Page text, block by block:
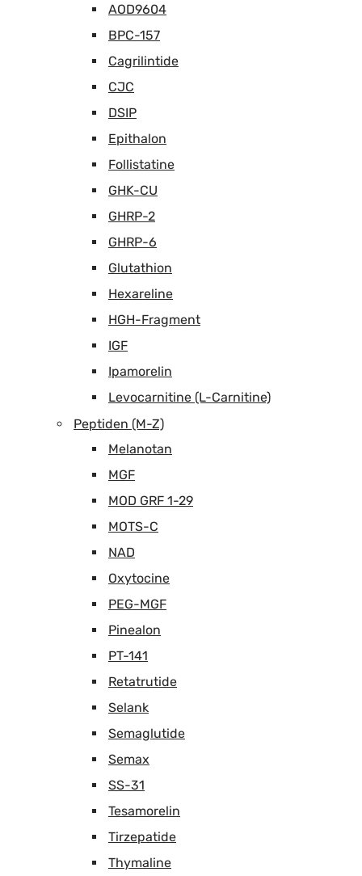
AOD9604
BPC-157
Cagrilintide
CJC
DSIP
Epithalon
Follistatine
GHK-CU
GHRP-2
GHRP-6
Glutathion
Hexareline
HGH-Fragment
IGF
Ipamorelin
Levocarnitine (L-Carnitine)
Peptiden (M-Z)
Melanotan
MGF
MOD GRF 1-29
MOTS-C
NAD
Oxytocine
PEG-MGF
Pinealon
PT-141
Retatrutide
Selank
Semaglutide
Semax
SS-31
Tesamorelin
Tirzepatide
Thymaline